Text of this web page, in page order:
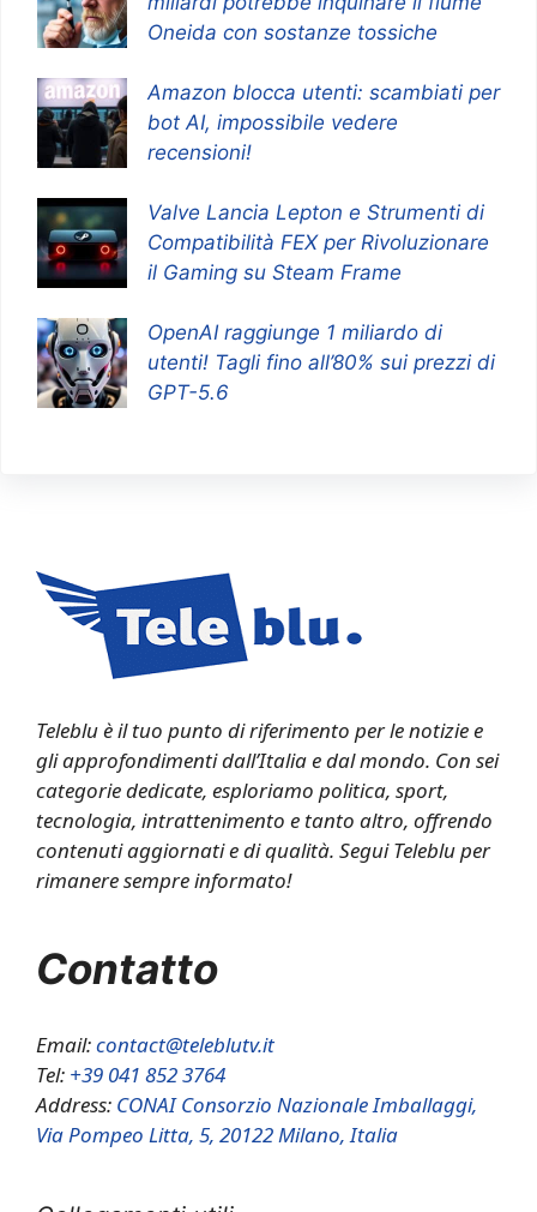
Oneida con sostanze tossiche
Amazon blocca utenti: scambiati per
bot AI, impossibile vedere
recensioni!
Valve Lancia Lepton e Strumenti di
Compatibilità FEX per Rivoluzionare
il Gaming su Steam Frame
OpenAI raggiunge 1 miliardo di
utenti! Tagli fino all’80% sui prezzi di
GPT-5.6
Teleblu è il tuo punto di riferimento per le notizie e
gli approfondimenti dall’Italia e dal mondo. Con sei
categorie dedicate, esploriamo politica, sport,
tecnologia, intrattenimento e tanto altro, offrendo
contenuti aggiornati e di qualità. Segui Teleblu per
rimanere sempre informato!
Contatto
Email:contact@teleblutv.it
Tel: +39 041 852 3764
Address: CONAI Consorzio Nazionale Imballaggi,
Via Pompeo Litta, 5, 20122 Milano, Italia